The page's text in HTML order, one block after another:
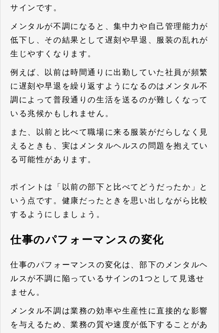
サインです。
メンタルが不調になると、集中力や自己管理能力が
低下し、その結果として遅刻や早退、服装の乱れが
生じやすくなります。
例えば、以前は時間通りに出勤していた社員が頻繁
に遅刻や早退を繰り返すようになるのはメンタル不
調によって普段通りの生活を送るのが難しくなって
いる兆候かもしれません。
また、以前と比べて職場に来る服装がだらしなく見
えるときも、実はメンタルヘルスの問題を抱えてい
る可能性があります。
ポイントは「以前の部下と比べてどうだったか」と
いう点です。健康だったときを思い出しながら比較
するようにしましょう。
仕事のパフォーマンスの変化
仕事のパフォーマンスの変化は、部下のメンタルヘ
ルスが不調に陥っているサインの1つとして見逃せ
ません。
メンタル不調は業務の効率や生産性に直接的な影響
を与えるため、業務の質や速度が低下することがあ